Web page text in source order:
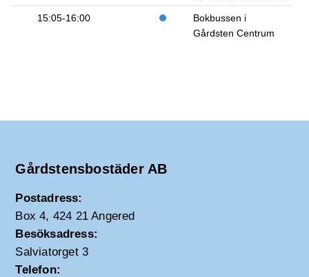
15:05-16:00
Bokbussen i
Gårdsten Centrum
Gårdstensbostäder AB
Postadress:
Box 4, 424 21 Angered
Besöksadress:
Salviatorget 3
Telefon: